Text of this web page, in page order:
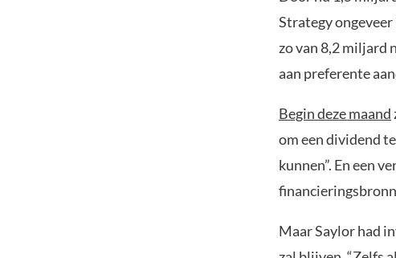
Strategy
zo van 8,2 miljard
aan preferente
Begin deze maand
om een dividend
kunnen”. En een
Maar Saylor had